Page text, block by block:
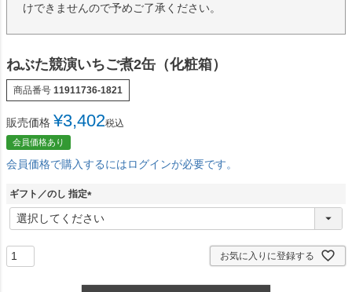
けできませんので予めご了承ください。
ねぶた競演いちご煮2缶（化粧箱）
商品番号 11911736-1821
販売価格 ¥3,402税込
会員価格あり
会員価格で購入するにはログインが必要です。
ギフト／のし 指定
(
必
お気に入りに登録する